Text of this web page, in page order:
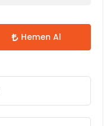
Hemen Al